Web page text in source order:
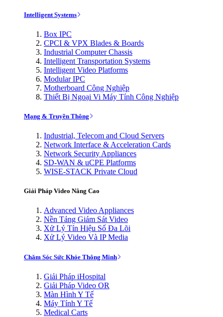
Intelligent Systems
Box IPC
CPCI & VPX Blades & Boards
Industrial Computer Chassis
Intelligent Transportation Systems
Intelligent Video Platforms
Modular IPC
Motherboard Công Nghiệp
Thiết Bị Ngoại Vi Máy Tính Công Nghiệp
Mạng & Truyền Thông
Industrial, Telecom and Cloud Servers
Network Interface & Acceleration Cards
Network Security Appliances
SD-WAN & uCPE Platforms
WISE-STACK Private Cloud
Giải Pháp Video Nâng Cao
Advanced Video Appliances
Nền Tảng Giám Sát Video
Xử Lý Tín Hiệu Số Đa Lõi
Xử Lý Video Và IP Media
Chăm Sóc Sức Khỏe Thông Minh
Giải Pháp iHospital
Giải Pháp Video OR
Màn Hình Y Tế
Máy Tính Y Tế
Medical Carts